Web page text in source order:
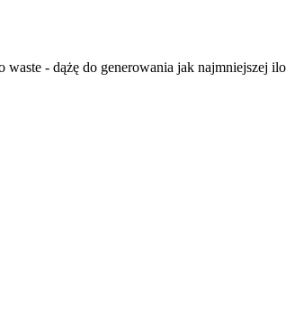
- dążę do generowania jak najmniejszej